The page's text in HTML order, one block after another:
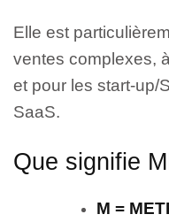
Elle est
ventes complexes,
et pour les start-up/
SaaS.
Que signifie
M =